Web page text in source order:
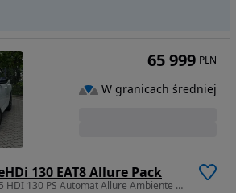
130 EAT8 Allure Pack
1499 cm3 • 130 KM • 1.5 HDI 130 PS Automat Allure Ambiente Kamera LED Pół Skóra Navi BDB !
65 999 PLN
W granicach średniej